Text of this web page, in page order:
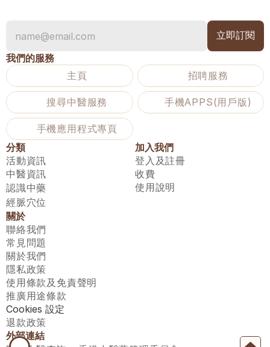
我們的服務
主頁
招聘服務
搜尋中醫服務 手機APPS(用戶版)
手機應用程式專頁
分類
活動資訊
中醫資訊
認識中藥
經脈穴位
加入我們
登入及註冊
收費
使用說明
關於
聯絡我們
常見問題
關於我們
隱私政策
使用條款及免責聲明
推廣用途條款
Cookies 設定
退款政策
外部連結